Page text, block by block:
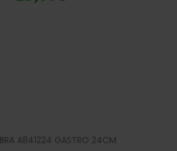
BRA A841224 GASTRO 24CM